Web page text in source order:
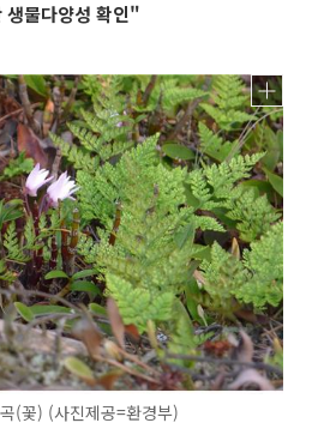
생물다양성 확인"
(꽃) (사진제공=환경부)